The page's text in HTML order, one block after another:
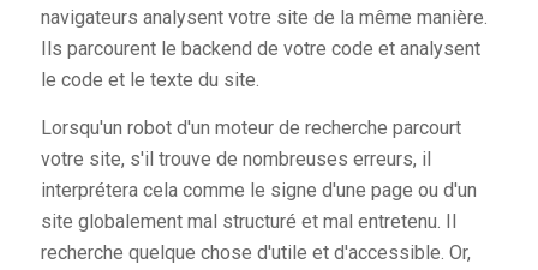
navigateurs analysent votre site de la même manière.
Ils parcourent le backend de votre code et analysent
le code et le texte du site.
Lorsqu'un robot d'un moteur de recherche parcourt
votre site, s'il trouve de nombreuses erreurs, il
interprétera cela comme le signe d'une page ou d'un
site globalement mal structuré et mal entretenu. Il
recherche quelque chose d'utile et d'accessible. Or,